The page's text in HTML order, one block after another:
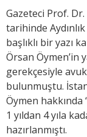
Gazeteci Prof.
tarihinde
başlıklı bir yazı
Örsan Öymen’in
gerekçesiyle
bulunmuştu.
Öymen
1 yıldan 4 yıla
hazırlanmıştı.